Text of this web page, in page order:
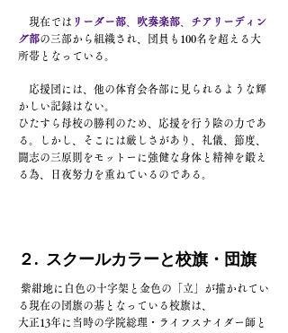
現在では リーダー部 吹奏楽部
チアリーディン
グ部の三部から組織され、団員も100名を超える大
所帯となっている。
応援団には、他の体育会各部に見られるような輝
かしい記録はない。
ひたすら母校の勝利のため、応援を行う陰の力であ
る。しかし、そこには厳しさがあり、 礼儀、節度、
闘志の三原則をモットーに強健な身体と精神を鍛え
る為、日夜努力を重ねているのである。
​２. スクールカラーと校旗・団旗
紫紺地に白色の十字架と金色の「立」が描かれてい
る現在の団旗の基となっている校旗は、
大正13年に当時の学院総理・ライフスナイダー師と